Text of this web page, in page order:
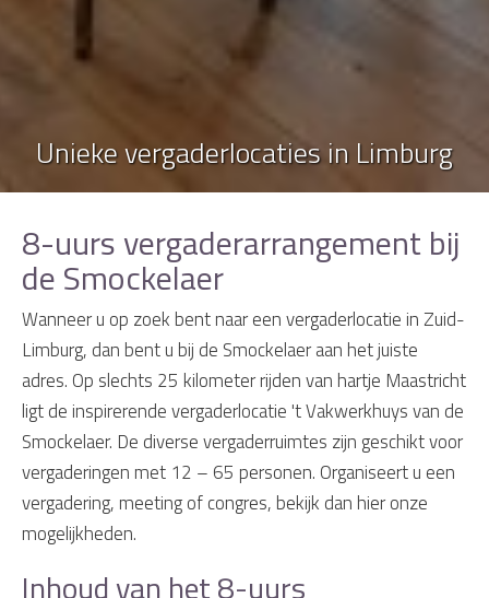
Unieke vergaderlocaties in Limburg
8-uurs vergaderarrangement bij
de Smockelaer
Wanneer u op zoek bent naar een vergaderlocatie in Zuid-
Limburg, dan bent u bij de Smockelaer aan het juiste
adres. Op slechts 25 kilometer rijden van hartje Maastricht
ligt de inspirerende vergaderlocatie 't Vakwerkhuys van de
Smockelaer. De diverse vergaderruimtes zijn geschikt voor
vergaderingen met 12 – 65 personen. Organiseert u een
vergadering, meeting of congres, bekijk dan hier onze
mogelijkheden.
Inhoud van het 8-uurs